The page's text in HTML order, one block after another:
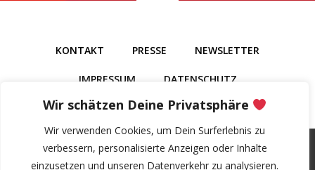
Wir schätzen Deine Privatsphäre
Wir verwenden Cookies, um Dein Surferlebnis zu
verbessern, personalisierte Anzeigen oder Inhalte
einzusetzen und unseren Datenverkehr zu analysieren.
KONTAKT PRESSE NEWSLETTER
IMPRESSUM DATENSCHUTZ